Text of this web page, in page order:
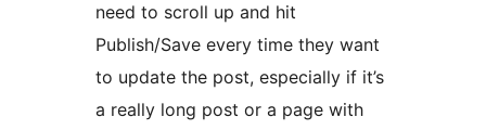
need to scroll up and hit
Publish/Save every time they want
to update the post, especially if it’s
a really long post or a page with